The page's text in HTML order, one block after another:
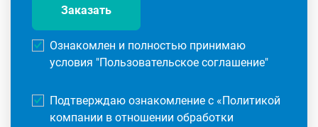
Заказать
Ознакомлен и полностью принимаю
условия "Пользовательское соглашение"
Подтверждаю ознакомление с «Политикой
компании в отношении обработки